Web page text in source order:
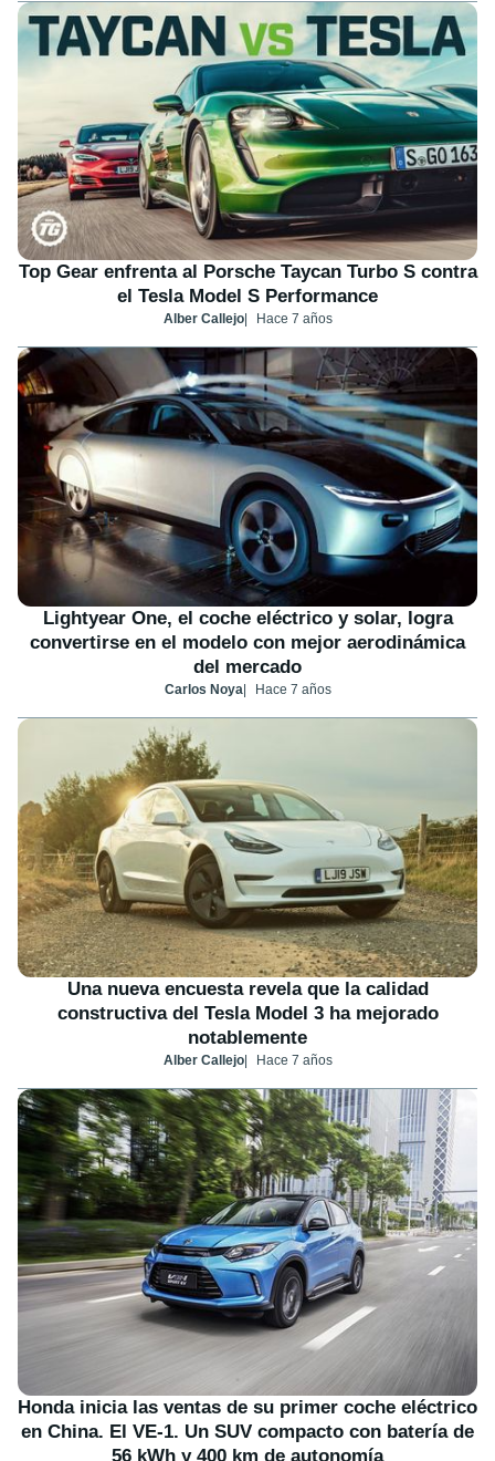
Top Gear enfrenta al Porsche Taycan Turbo S contra
el Tesla Model S Performance
Alber Callejo Hace 7 años
Lightyear One, el coche eléctrico y solar, logra
convertirse en el modelo con mejor aerodinámica
del mercado
Carlos Noya Hace 7 años
Una nueva encuesta revela que la calidad
constructiva del Tesla Model 3 ha mejorado
notablemente
Alber Callejo Hace 7 años
Honda inicia las ventas de su primer coche eléctrico
en China. El VE-1. Un SUV compacto con batería de
56 kWh y 400 km de autonomía